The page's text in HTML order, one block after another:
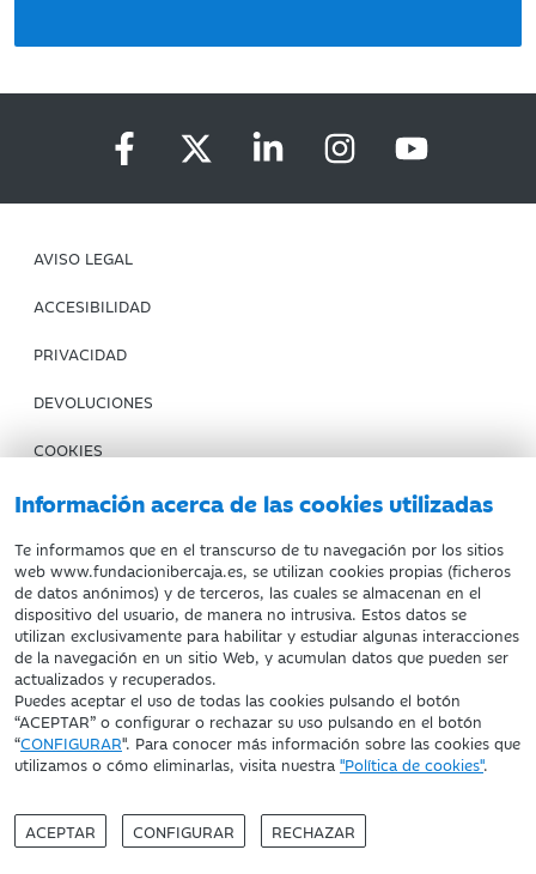
Información acerca de las cookies utilizadas
Te informamos que en el transcurso de tu navegación por los sitios
web www.fundacionibercaja.es, se utilizan cookies propias (ficheros
de datos anónimos) y de terceros, las cuales se almacenan en el
dispositivo del usuario, de manera no intrusiva. Estos datos se
utilizan exclusivamente para habilitar y estudiar algunas interacciones
de la navegación en un sitio Web, y acumulan datos que pueden ser
actualizados y recuperados.
Puedes aceptar el uso de todas las cookies pulsando el botón
“ACEPTAR” o configurar o rechazar su uso pulsando en el botón
“CONFIGURAR". Para conocer más información sobre las cookies que
utilizamos o cómo eliminarlas, visita nuestra "Política de cookies".
ACEPTAR CONFIGURAR RECHAZAR
AVISO LEGAL
ACCESIBILIDAD
PRIVACIDAD
DEVOLUCIONES
COOKIES
CONDICIONES DE COMPRA
IBERCAJA BANCO
Fundación Bancaria Ibercaja. C.I.F. G-50000652.
Inscrita en el Registro de Fundaciones del Mº de Educación,
Cultura y Deporte con el nº 1689.
Domicilio social: Joaquín Costa, 13. 50001 Zaragoza.